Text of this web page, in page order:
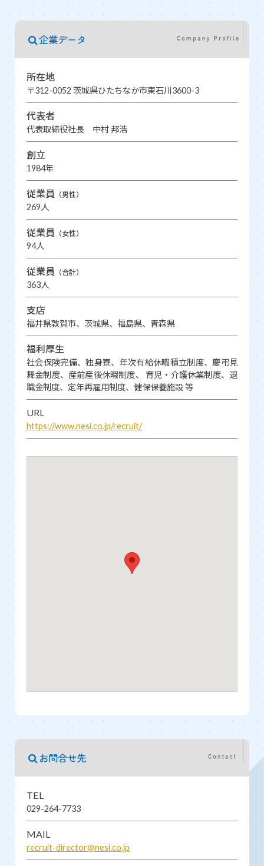
企業データ
所在地
〒312-0052 茨城県ひたちなか市東石川3600-3
代表者
代表取締役社長 中村 邦浩
創立
1984年
従業員 （男性）
269人
従業員 （女性）
94人
従業員 （合計）
363人
支店
福井県敦賀市、茨城県、福島県、青森県
福利厚生
社会保険完備、独身寮、年次有給休暇積立制度、慶弔見
舞金制度、産前産後休暇制度、 育児・介護休業制度、退
職金制度、定年再雇用制度、健保保養施設 等
URL
https://www.nesi.co.jp/recruit/
お問合せ先
TEL
029-264-7733
MAIL
recruit-director@nesi.co.jp